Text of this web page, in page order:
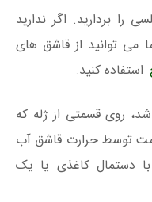
بردارید. اگر ندارید
می توانید از قاشق های
استفاده کنید.
روی قسمتی از ژله که
توسط حرارت قاشق آب
کاغذی یا یک